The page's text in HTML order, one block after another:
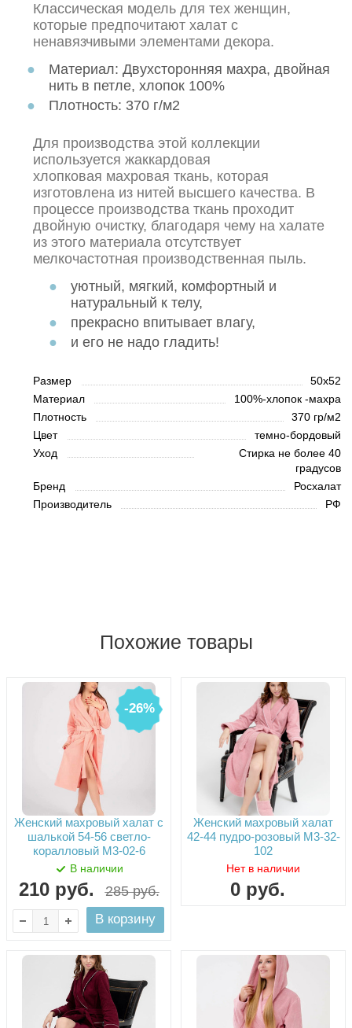
Классическая модель для тех женщин,
которые предпочитают халат с
ненавязчивыми элементами декора.
Материал: Двухсторонняя махра, двойная
нить в петле, хлопок 100%
Плотность: 370 г/м2
Для производства этой коллекции
используется жаккардовая
хлопковая махровая ткань, которая
изготовлена из нитей высшего качества. В
процессе производства ткань проходит
двойную очистку, благодаря чему на халате
из этого материала отсутствует
мелкочастотная производственная пыль.
уютный, мягкий, комфортный и
натуральный к телу,
прекрасно впитывает влагу,
и его не надо гладить!
Размер
50х52
Материал
100%-хлопок -махра
Плотность
370 гр/м2
Цвет
темно-бордовый
Уход
Стирка не более 40
градусов
Бренд
Росхалат
Производитель
РФ
Похожие товары
-26%
Женский махровый халат с
шалькой 54-56 светло-
коралловый М3-02-6
В наличии
210руб. 285руб.
В корзину
Женский махровый халат
42-44 пудро-розовый М3-32-
102
Нет в наличии
0 руб.